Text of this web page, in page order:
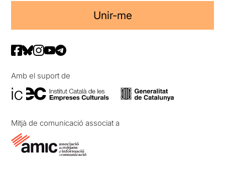
Unir-me
Amb el suport de
Mitjà de comunicació associat a